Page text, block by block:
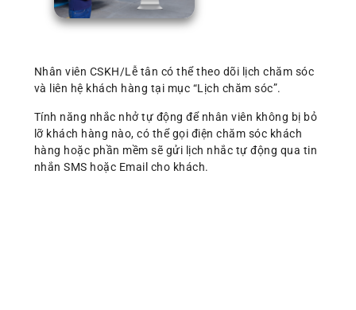
Nhân viên CSKH/Lễ tân có thể theo dõi lịch chăm sóc
và liên hệ khách hàng tại mục “Lịch chăm sóc”.
Tính năng nhắc nhở tự động để nhân viên không bị bỏ
lỡ khách hàng nào, có thể gọi điện chăm sóc khách
hàng hoặc phần mềm sẽ gửi lịch nhắc tự động qua tin
nhắn SMS hoặc Email cho khách.